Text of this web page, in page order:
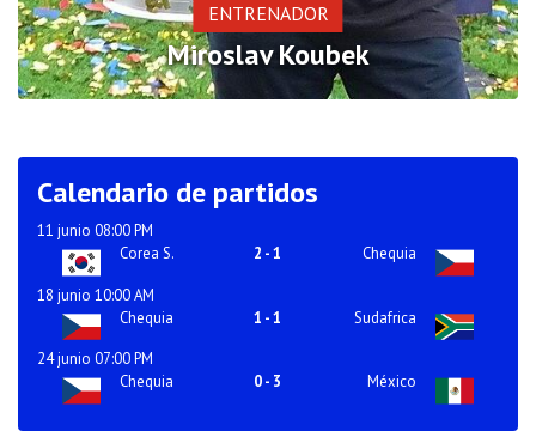
ENTRENADOR
Miroslav Koubek
Calendario de partidos
11 junio 08:00 PM
Corea S.
2 -1 Chequia
18 junio 10:00 AM
Chequia
1 -1 Sudafrica
24 junio 07:00 PM
Chequia
0- 3 México